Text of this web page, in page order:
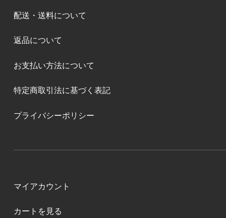
配送・送料について
返品について
お支払い方法について
特定商取引法に基づく表記
プライバシーポリシー
マイアカウント
カートを見る